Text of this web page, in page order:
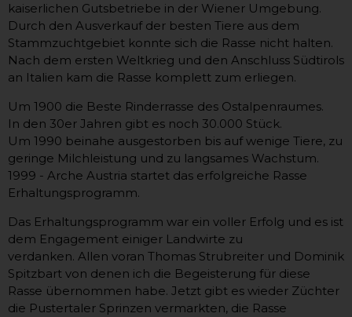
kaiserlichen Gutsbetriebe in der Wiener Umgebung.
Durch den Ausverkauf der besten Tiere aus dem
Stammzuchtgebiet konnte sich die Rasse nicht halten.
Nach dem ersten Weltkrieg und den Anschluss Südtirols
an Italien kam die Rasse komplett zum erliegen.
Um 1900 die Beste Rinderrasse des Ostalpenraumes.
In den 30er Jahren gibt es noch 30.000 Stück.
Um 1990 beinahe ausgestorben bis auf wenige Tiere, zu
geringe Milchleistung und zu langsames Wachstum.
1999 - Arche Austria startet das erfolgreiche Rasse
Erhaltungsprogramm.
Das Erhaltungsprogramm war ein voller Erfolg und es ist
dem Engagement einiger Landwirte zu
verdanken. Allen voran Thomas Strubreiter und Dominik
Spitzbart von denen ich die Begeisterung für diese
Rasse übernommen habe. Jetzt gibt es wieder Züchter
die Pustertaler Sprinzen vermarkten, die Rasse